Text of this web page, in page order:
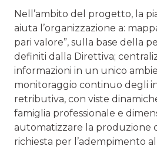
Nell’ambito del progetto, la
aiuta l’organizzazione a:
pari valore”, sulla base della
definiti dalla Direttiva;
informazioni in un unico
monitoraggio continuo degli
retributiva, con viste
famiglia professionale e
automatizzare la produzione
richiesta per l’adempimento